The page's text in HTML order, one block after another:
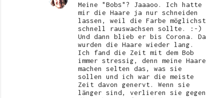
Meine "Bobs"? Jaaaoo. Ich hatte
mir die Haare ja nur schneiden
lassen, weil die Farbe möglichst
schnell rauswachsen sollte. :-)
Und dann blieb er bis Corona. Da
wurden die Haare wieder lang.
Ich fand die Zeit mit dem Bob
immer stressig, denn meine Haare
machen selten das, was sie
sollen und ich war die meiste
Zeit davon genervt. Wenn sie
länger sind, verlieren sie gegen